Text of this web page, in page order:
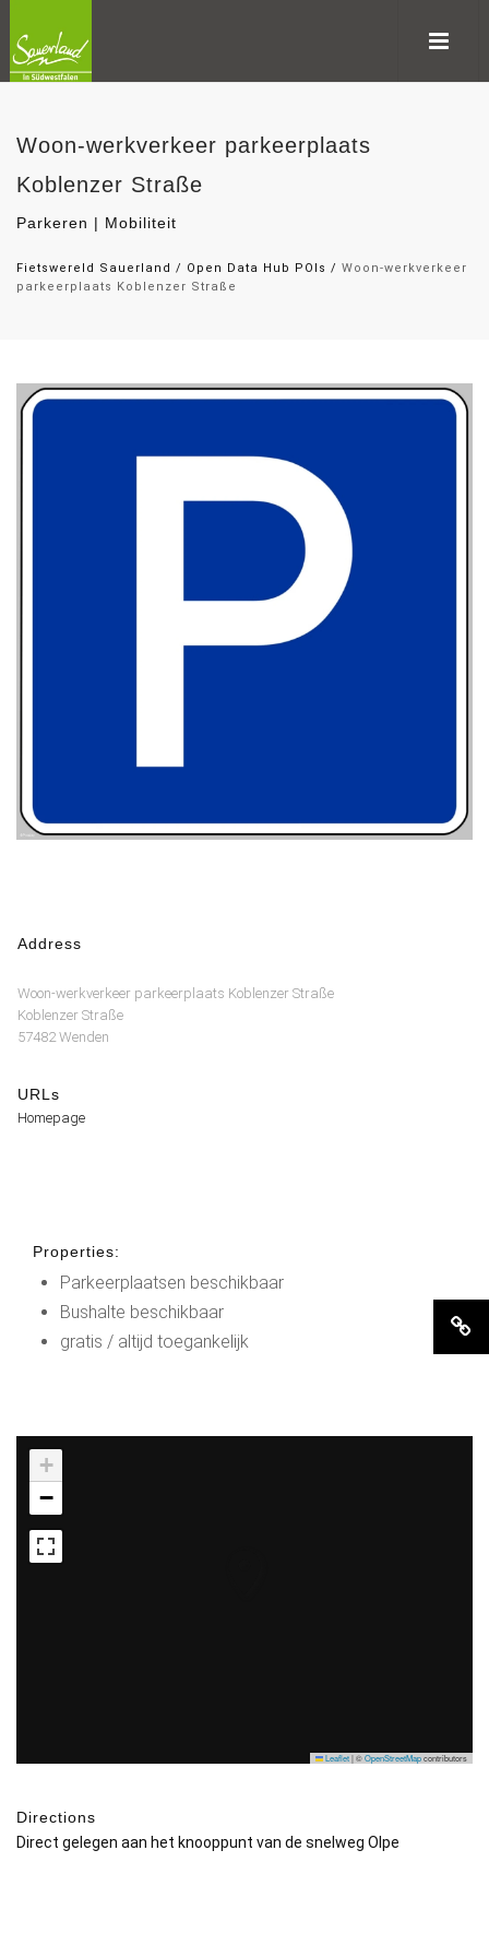
Woon-werkverkeer parkeerplaats
Koblenzer Straße
Parkeren | Mobiliteit
Fietswereld Sauerland / Open Data Hub POIs / Woon-werkverkeer
parkeerplaats Koblenzer Straße
Address
Woon-werkverkeer parkeerplaats Koblenzer Straße
Koblenzer Straße
57482 Wenden
URLs
Homepage
Properties:
Parkeerplaatsen beschikbaar
Bushalte beschikbaar
gratis / altijd toegankelijk
+
−
Leaflet|©OpenStreetMapcontributors
Directions
Direct gelegen aan het knooppunt van de snelweg Olpe